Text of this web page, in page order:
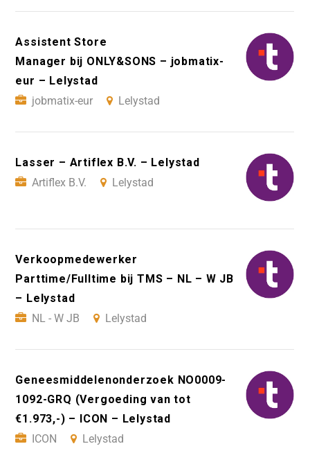
Assistent Store
Manager bij ONLY&SONS – jobmatix-
eur – Lelystad
jobmatix-eur
Lelystad
Lasser – Artiflex B.V. – Lelystad
Artiflex B.V.
Lelystad
Verkoopmedewerker
Parttime/Fulltime bij TMS – NL – W JB
– Lelystad
NL - W JB
Lelystad
Geneesmiddelenonderzoek NO0009-
1092-GRQ (Vergoeding van tot
€1.973,-) – ICON – Lelystad
ICON
Lelystad